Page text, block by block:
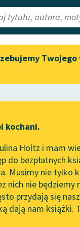
Lektury
redakcyjne w
102.
Twojego
kochani.
Holtz i mam
do bezpłatnych
Musimy nie tylko
nich nie
przydają się
dają nam książki.